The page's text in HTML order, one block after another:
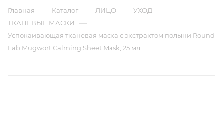
Главная — Каталог — ЛИЦО — УХОД —
ТКАНЕВЫЕ МАСКИ —
Успокаивающая тканевая маска с экстрактом полыни Round
Lab Mugwort Calming Sheet Mask, 25 мл